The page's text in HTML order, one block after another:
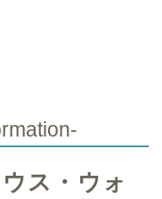
ス・ウォ